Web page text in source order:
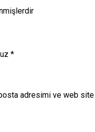
*
adresimi ve web